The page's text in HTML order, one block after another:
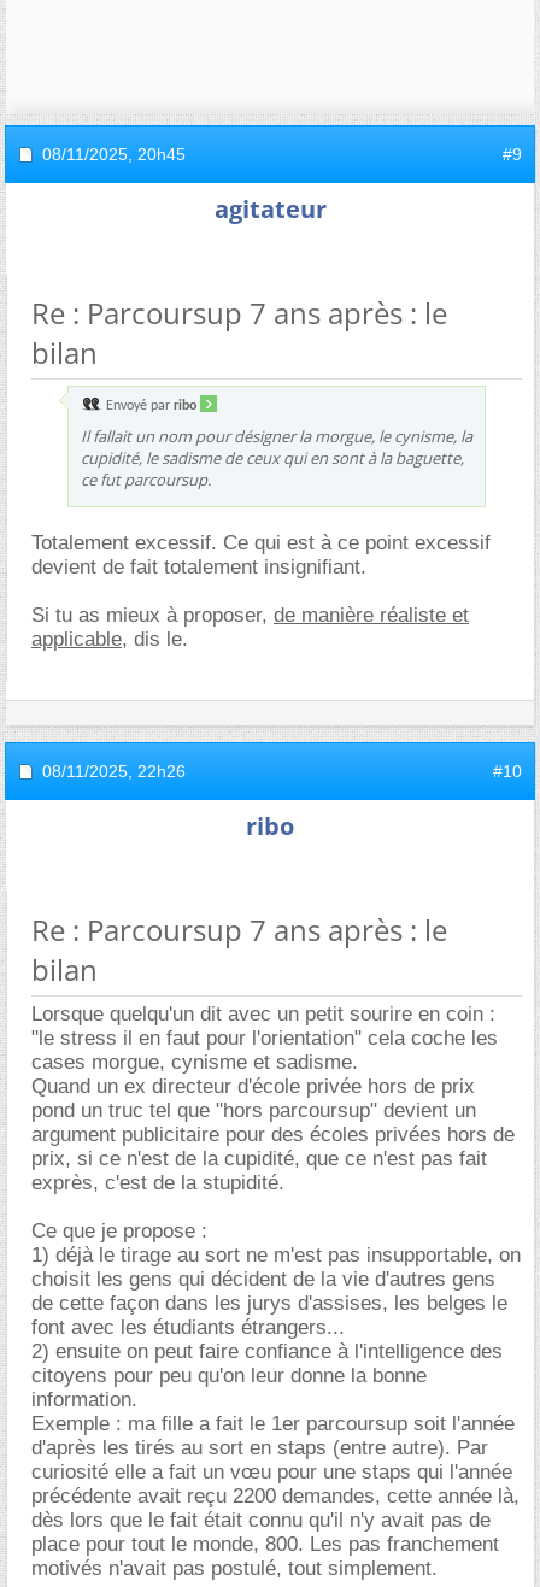
08/11/2025, 20h45 #9
agitateur
Re : Parcoursup 7 ans après : le
bilan
Envoyé par ribo
Il fallait un nom pour désigner la morgue, le cynisme, la
cupidité, le sadisme de ceux qui en sont à la baguette,
ce fut parcoursup.
Totalement excessif. Ce qui est à ce point excessif
devient de fait totalement insignifiant.
Si tu as mieux à proposer, de manière réaliste et
applicable, dis le.
08/11/2025, 22h26 #10
ribo
Re : Parcoursup 7 ans après : le
bilan
Lorsque quelqu'un dit avec un petit sourire en coin :
"le stress il en faut pour l'orientation" cela coche les
cases morgue, cynisme et sadisme.
Quand un ex directeur d'école privée hors de prix
pond un truc tel que "hors parcoursup" devient un
argument publicitaire pour des écoles privées hors de
prix, si ce n'est de la cupidité, que ce n'est pas fait
exprès, c'est de la stupidité.
Ce que je propose :
1) déjà le tirage au sort ne m'est pas insupportable, on
choisit les gens qui décident de la vie d'autres gens
de cette façon dans les jurys d'assises, les belges le
font avec les étudiants étrangers...
2) ensuite on peut faire confiance à l'intelligence des
citoyens pour peu qu'on leur donne la bonne
information.
Exemple : ma fille a fait le 1er parcoursup soit l'année
d'après les tirés au sort en staps (entre autre). Par
curiosité elle a fait un vœu pour une staps qui l'année
précédente avait reçu 2200 demandes, cette année là,
dès lors que le fait était connu qu'il n'y avait pas de
place pour tout le monde, 800. Les pas franchement
motivés n'avait pas postulé, tout simplement.